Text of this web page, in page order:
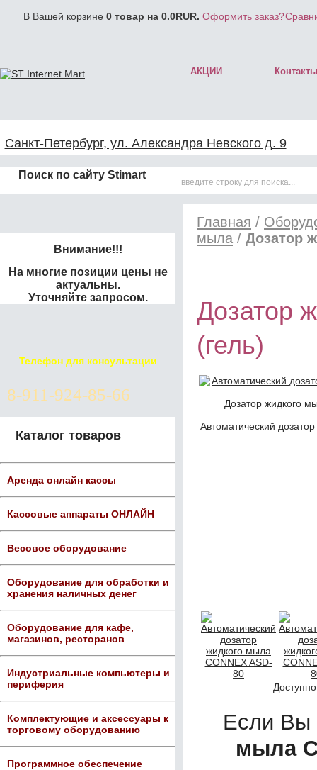
В Вашей корзине 0 товар на 0.0RUR. Оформить заказ?
АКЦИИ Контакты
Санкт-Петербург, ул. Александра Невского д. 9
Поиск по сайту Stimart
Внимание!!!
На многие позиции цены не
актуальны.
Уточняйте запросом.
Телефон для консультации
8-911-924-85-66
Каталог товаров
Аренда онлайн кассы
Кассовые аппараты ОНЛАЙН
Весовое оборудование
Оборудование для обработки и
хранения наличных денег
Оборудование для кафе,
магазинов, ресторанов
Индустриальные компьютеры и
периферия
Комплектующие и аксессуары к
торговому оборудованию
Программное обеспечение
Главная /
мыла / Дозатор
Дозатор
(гель)
Дозатор жидкого
Автоматический
Если Вы
мыла